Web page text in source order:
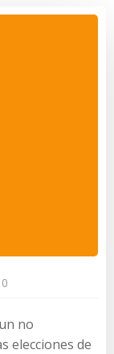
0
no
elecciones de